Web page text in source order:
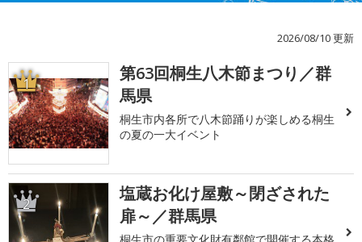
2026/08/10 更新
1
第63回桐生八木節まつり／群
馬県
桐生市内各所で八木節踊りが楽しめる桐生
の夏の一大イベント
2
塩蔵お化け屋敷～閉ざされた
扉～／群馬県